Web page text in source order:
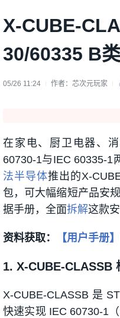
X-CUBE-
30/60335 B
05/26 11:24 作者： 芯次元玩家
在家电、厨卫电器、
60730-1与IEC 60335-1
法半导体推出的X-
包，可大幅缩短产品安
据手册，全面拆解这款
资料获取： 【用户手册
1. X-CUBE-CLASSB
X-CUBE-CLASSB 是
快速实现 IEC 60730-1